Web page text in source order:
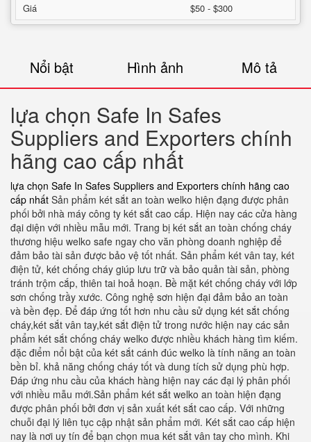
Giá
$50 - $300
Nổi bật Hình ảnh Mô tả
lựa chọn Safe In Safes
Suppliers and Exporters chính
hãng cao cấp nhất
lựa chọn Safe In Safes Suppliers and Exporters chính hãng cao
cấp nhất Sản phẩm két sắt an toàn welko hiện đạng được phân
phối bởi nhà máy công ty két sắt cao cấp. Hiện nay các cửa hàng
đại diện với nhiều mẫu mới. Trang bị két sắt an toàn chống cháy
thương hiệu welko safe ngay cho văn phòng doanh nghiệp để
đảm bảo tài sản được bảo vệ tốt nhất. Sản phẩm két vân tay, két
điện tử, két chống cháy giúp lưu trữ và bảo quản tài sản, phòng
tránh trộm cắp, thiên tai hoả hoạn. Bề mặt két chống cháy với lớp
sơn chống trầy xước. Công nghệ sơn hiện đại đảm bảo an toàn
và bền đẹp. Để đáp ứng tốt hơn nhu cầu sử dụng két sắt chống
cháy,két sắt vân tay,két sắt điện tử trong nước hiện nay các sản
phẩm két sắt chống cháy welko được nhiều khách hàng tìm kiếm.
đặc điểm nổi bật của két sắt cánh đúc welko là tính năng an toàn
bền bỉ. khả năng chống cháy tốt và dung tích sử dụng phù hợp.
Đáp ứng nhu cầu của khách hàng hiện nay các đại lý phân phối
với nhiều mẫu mới.Sản phẩm két sắt welko an toàn hiện đạng
được phân phối bởi đơn vị sản xuất két sắt cao cấp. Với những
chuỗi đại lý liên tục cập nhật sản phẩm mới. Két sắt cao cấp hiện
nay là nơi uy tín để bạn chọn mua két sắt vân tay cho mình. Khi